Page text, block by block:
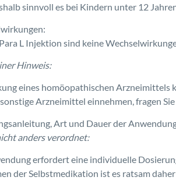
sinnvoll es bei Kindern unter 12
L Injektion sind keine
Hinweis:
eines homöopathischen Arzneimittels
sonstige Arzneimittel einnehmen, fragen
Art und Dauer der
anders verordnet:
erfordert eine individuelle
der Selbstmedikation ist es ratsam